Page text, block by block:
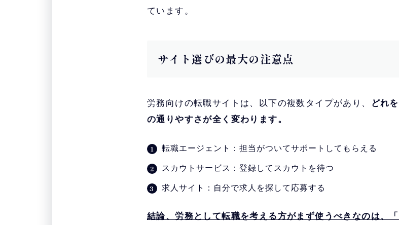
ています。
サイト選びの最大の注意点
労務向けの転職サイトは、以下の複数タイプがあり、
どれ
の通りやすさが全く変わります。
転職エージェント：担当がついてサポートしてもらえる
スカウトサービス：登録してスカウトを待つ
求人サイト：自分で求人を探して応募する
結論、労務として転職を考える方がまず使うべきなのは、